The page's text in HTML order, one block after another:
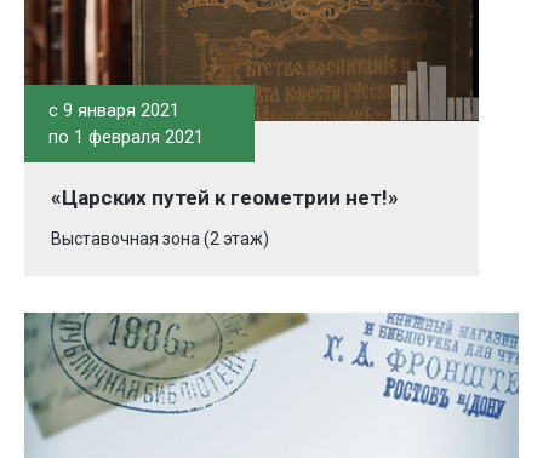
c 9 января 2021
по 1 февраля 2021
«Царских путей к геометрии нет!»
Выставочная зона (2 этаж)